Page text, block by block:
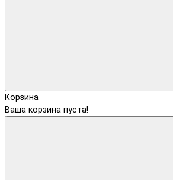
Корзина
Ваша корзина пуста!